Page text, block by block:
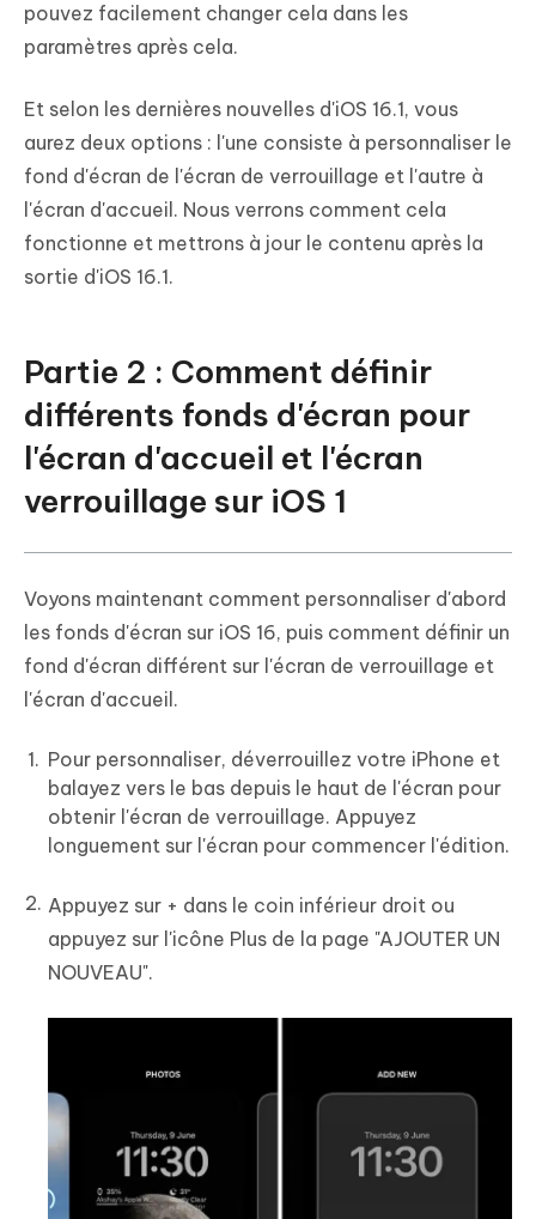
pouvez facilement changer cela dans les
paramètres après cela.
Et selon les dernières nouvelles d'iOS 16.1, vous
aurez deux options : l'une consiste à personnaliser le
fond d'écran de l'écran de verrouillage et l'autre à
l'écran d'accueil. Nous verrons comment cela
fonctionne et mettrons à jour le contenu après la
sortie d'iOS 16.1.
Partie 2 : Comment définir
différents fonds d'écran pour
l'écran d'accueil et l'écran
verrouillage sur iOS 1
Voyons maintenant comment personnaliser d'abord
les fonds d'écran sur iOS 16, puis comment définir un
fond d'écran différent sur l'écran de verrouillage et
l'écran d'accueil.
Pour personnaliser, déverrouillez votre iPhone et
balayez vers le bas depuis le haut de l'écran pour
obtenir l'écran de verrouillage. Appuyez
longuement sur l'écran pour commencer l'édition.
Appuyez sur + dans le coin inférieur droit ou
appuyez sur l'icône Plus de la page "AJOUTER UN
NOUVEAU".